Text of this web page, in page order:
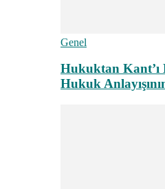
Genel
Hukuktan
Hukuk